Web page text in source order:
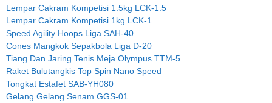
Lempar Cakram Kompetisi 1.5kg LCK-1.5
Lempar Cakram Kompetisi 1kg LCK-1
Speed Agility Hoops Liga SAH-40
Cones Mangkok Sepakbola Liga D-20
Tiang Dan Jaring Tenis Meja Olympus TTM-5
Raket Bulutangkis Top Spin Nano Speed
Tongkat Estafet SAB-YH080
Gelang Gelang Senam GGS-01